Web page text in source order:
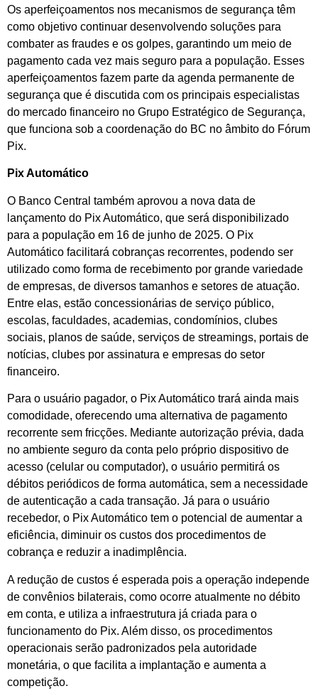
Os aperfeiçoamentos nos mecanismos de segurança têm
como objetivo continuar desenvolvendo soluções para
combater as fraudes e os golpes, garantindo um meio de
pagamento cada vez mais seguro para a população. Esses
aperfeiçoamentos fazem parte da agenda permanente de
segurança que é discutida com os principais especialistas
do mercado financeiro no Grupo Estratégico de Segurança,
que funciona sob a coordenação do BC no âmbito do Fórum
Pix.
Pix Automático
O Banco Central também aprovou a nova data de
lançamento do Pix Automático, que será disponibilizado
para a população em 16 de junho de 2025. O Pix
Automático facilitará cobranças recorrentes, podendo ser
utilizado como forma de recebimento por grande variedade
de empresas, de diversos tamanhos e setores de atuação.
Entre elas, estão concessionárias de serviço público,
escolas, faculdades, academias, condomínios, clubes
sociais, planos de saúde, serviços de streamings, portais de
notícias, clubes por assinatura e empresas do setor
financeiro.
Para o usuário pagador, o Pix Automático trará ainda mais
comodidade, oferecendo uma alternativa de pagamento
recorrente sem fricções. Mediante autorização prévia, dada
no ambiente seguro da conta pelo próprio dispositivo de
acesso (celular ou computador), o usuário permitirá os
débitos periódicos de forma automática, sem a necessidade
de autenticação a cada transação. Já para o usuário
recebedor, o Pix Automático tem o potencial de aumentar a
eficiência, diminuir os custos dos procedimentos de
cobrança e reduzir a inadimplência.
A redução de custos é esperada pois a operação independe
de convênios bilaterais, como ocorre atualmente no débito
em conta, e utiliza a infraestrutura já criada para o
funcionamento do Pix. Além disso, os procedimentos
operacionais serão padronizados pela autoridade
monetária, o que facilita a implantação e aumenta a
competição.